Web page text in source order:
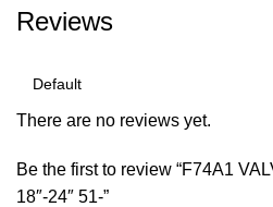
Reviews
There are no reviews yet.
Be the first to review “F74A1
18″-24″ 51-”